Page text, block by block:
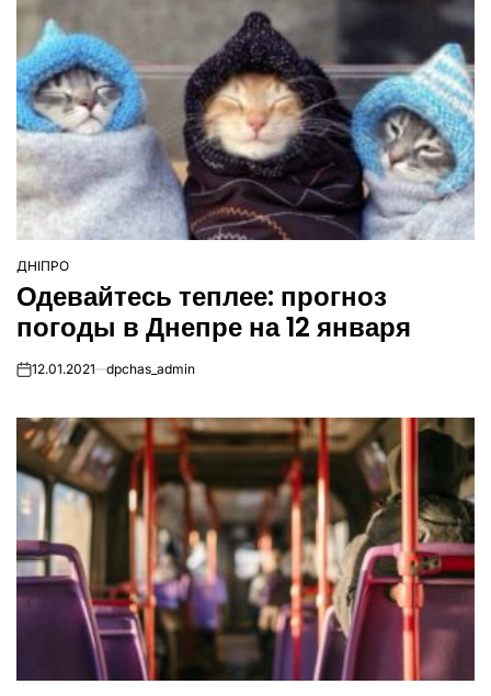
ОПУБЛІКУВАТИ
У
ДНІПРО
Одевайтесь теплее: прогноз
погоды в Днепре на 12 января
on12.01.2021 dpchas_admin